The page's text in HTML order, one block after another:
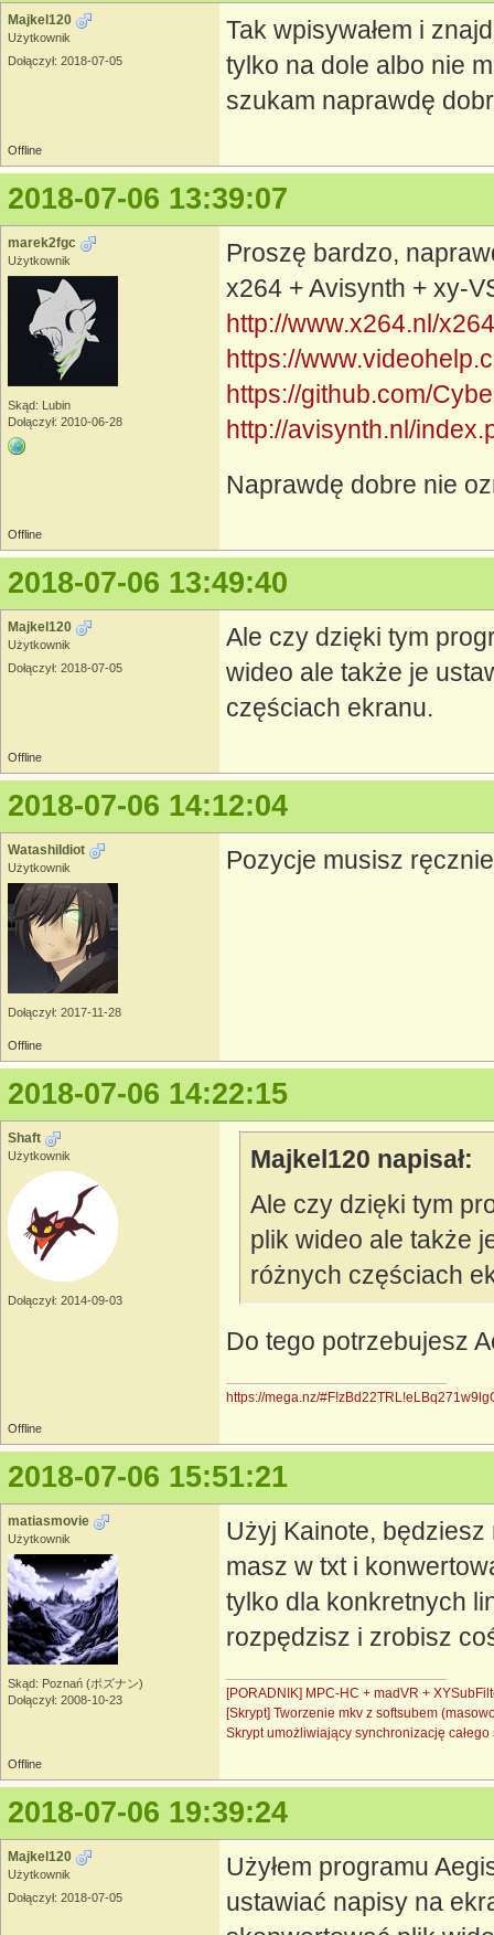
Majkel120
Użytkownik
Dołączył: 2018-07-05
Tak wpisywałem i
tylko na dole albo nie
szukam naprawdę
Offline
2018-07-06 13:39:07
marek2fgc
Użytkownik
Skąd: Lubin
Dołączył: 2010-06-28
Proszę bardzo,
x264 + Avisynth + xy-
http://www.x264.nl/
https://
https://github.com/
http://avisynth.nl/
Naprawdę dobre nie
Offline
2018-07-06 13:49:40
Majkel120
Użytkownik
Dołączył: 2018-07-05
Ale czy dzięki tym
wideo ale także je
częściach ekranu.
Offline
2018-07-06 14:12:04
WatashiIdiot
Użytkownik
Dołączył: 2017-11-28
Pozycje musisz
Offline
2018-07-06 14:22:15
Shaft
Użytkownik
Dołączył: 2014-09-03
Majkel120 napisał:
Ale czy dzięki tym
plik wideo ale także
różnych częściach
Do tego potrzebujesz
https://mega.nz/
Offline
2018-07-06 15:51:21
matiasmovie
Użytkownik
Skąd: Poznań (ポズナン)
Dołączył: 2008-10-23
Użyj Kainote, będziesz
masz w txt i
tylko dla konkretnych
rozpędzisz i zrobisz
[PORADNIK] MPC-HC + madVR +
[Skrypt] Tworzenie mkv z softsubem
Skrypt umożliwiający synchronizację
Offline
2018-07-06 19:39:24
Majkel120
Użytkownik
Dołączył: 2018-07-05
Użyłem programu
ustawiać napisy na